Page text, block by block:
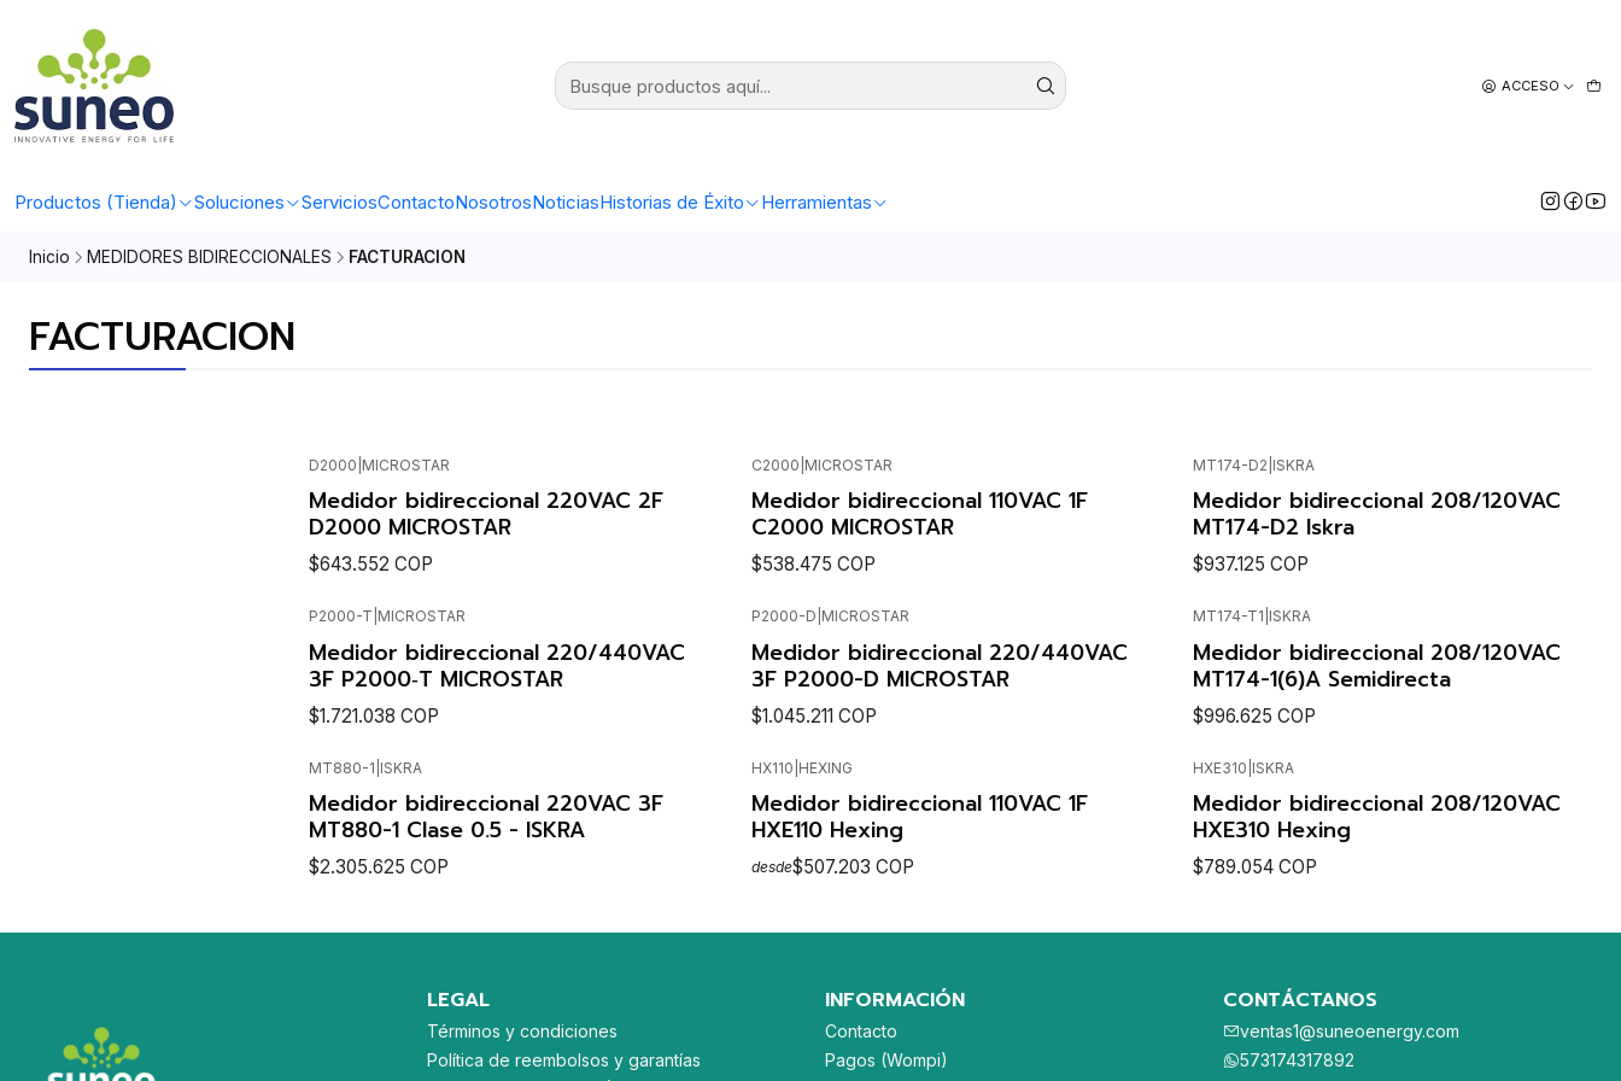
ACCESO
Productos (Tienda) Soluciones ServiciosContactoNosotrosNoticiasHistorias de Éxito Herramientas
Inicio MEDIDORES BIDIRECCIONALES FACTURACION
FACTURACION
D2000 MICROSTAR
Medidor bidireccional 220VAC 2F
D2000 MICROSTAR
$643.552 COP
C2000 MICROSTAR
Medidor bidireccional 110VAC 1F
C2000 MICROSTAR
$538.475 COP
MT174-D2 ISKRA
Medidor bidireccional 208/120VAC
MT174-D2 Iskra
$937.125 COP
Cantidad
P2000-T MICROSTAR
Medidor bidireccional 220/440VAC
3F P2000‑T MICROSTAR
$1.721.038 COP
P2000-D MICROSTAR
Medidor bidireccional 220/440VAC
3F P2000-D MICROSTAR
$1.045.211 COP
MT174-T1 ISKRA
Medidor bidireccional 208/120VAC
MT174-1(6)A Semidirecta
$996.625 COP
MT880-1 ISKRA
Medidor bidireccional 220VAC 3F
MT880-1 Clase 0.5 - ISKRA
$2.305.625 COP
VER DETALLES
HX110 HEXING
Medidor bidireccional 110VAC 1F
HXE110 Hexing
desde$507.203 COP
VER OPCIONES
HXE310 ISKRA
Medidor bidireccional 208/120VAC
HXE310 Hexing
$789.054 COP
LEGAL
Términos y condiciones
Política de reembolsos y garantías
INFORMACIÓN
Contacto
Pagos (Wompi)
CONTÁCTANOS
ventas1@suneoenergy.com
573174317892